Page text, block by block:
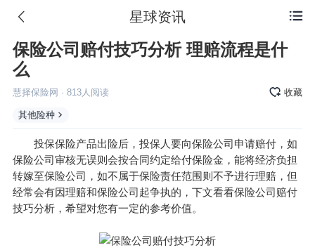
 星球资讯
保险公司赔付技巧分析 理赔流程是什
么
慧择保险网 · 813人阅读 收藏
其他险种
投保保险产品出险后，投保人要向保险公司申请赔付，如
保险公司审核无误则会按合同约定给付保险金，能将经济负担
转嫁至保险公司，如不属于保险责任范围则不予进行理赔，但
经常会有因理赔和保险公司起争执的，下文看看保险公司赔付
技巧分析，希望对您有一定的参考价值。